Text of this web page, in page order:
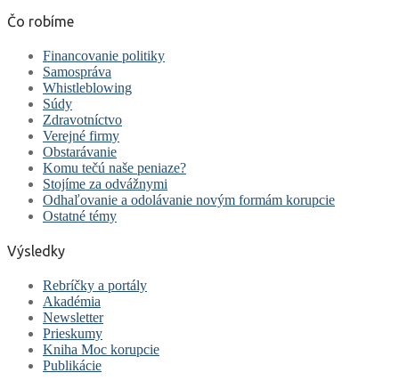
Čo robíme
Financovanie politiky
Samospráva
Whistleblowing
Súdy
Zdravotníctvo
Verejné firmy
Obstarávanie
Komu tečú naše peniaze?
Stojíme za odvážnymi
Odhaľovanie a odolávanie novým formám korupcie
Ostatné témy
Výsledky
Rebríčky a portály
Akadémia
Newsletter
Prieskumy
Kniha Moc korupcie
Publikácie